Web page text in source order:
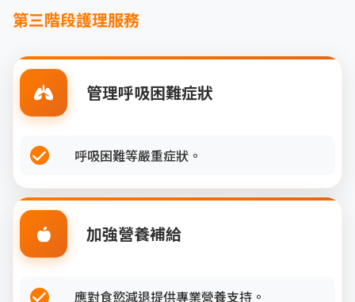
第三階段護理服務
管理呼吸困難症狀
呼吸困難等嚴重症狀。
加強營養補給
應對食慾減退提供專業營養支持。